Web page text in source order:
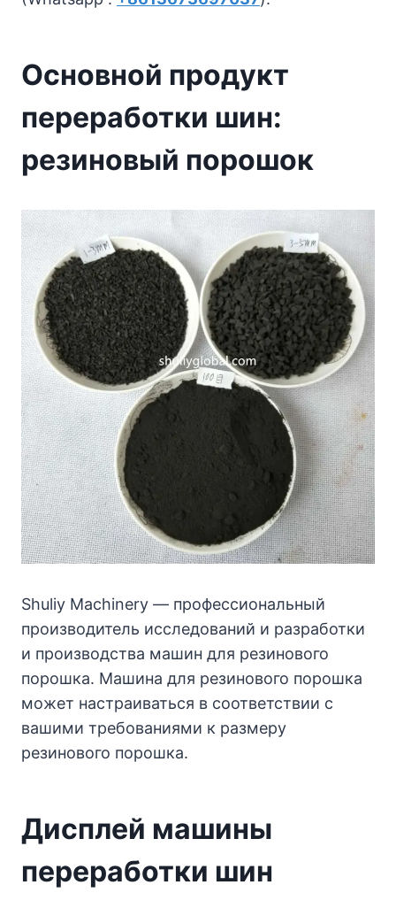
Основной продукт
переработки шин:
резиновый порошок
Shuliy Machinery — профессиональный
производитель исследований и разработки
и производства машин для резинового
порошка. Машина для резинового порошка
может настраиваться в соответствии с
вашими требованиями к размеру
резинового порошка.
Дисплей машины
переработки шин